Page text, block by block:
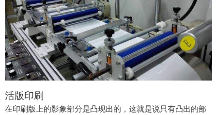
活版印刷
在印刷版上的影象部分是凸现出的，这就是说只有凸出的部